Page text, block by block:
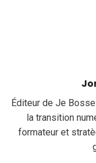
Éditeur de Je
la transition
formateur et